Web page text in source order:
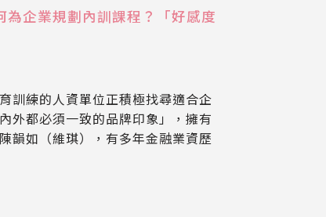
企業規劃內訓課程？「好感度
訓練的人資單位正積極找尋適合企
外都必須一致的品牌印象」，擁有
韻如（維琪），有多年金融業資歷